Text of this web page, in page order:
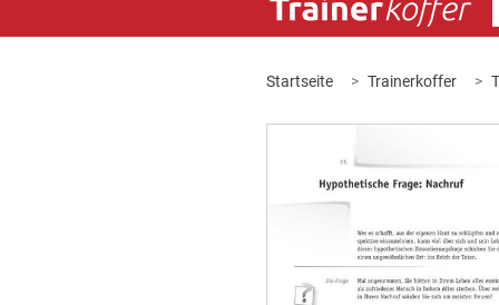
Startseite Trainerkoffer